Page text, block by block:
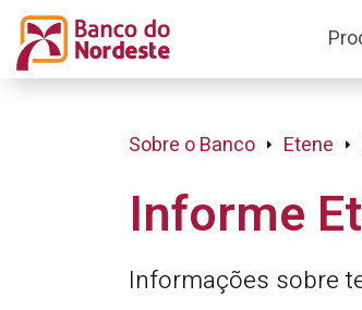
Sobre o Banco Etene
Informe
Informações sobre